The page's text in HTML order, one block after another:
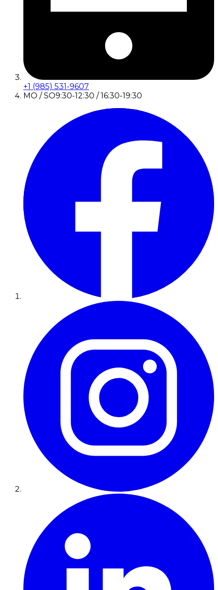
+1 (985) 531-9607
MO / SO9:30-12:30 / 16:30-19:30